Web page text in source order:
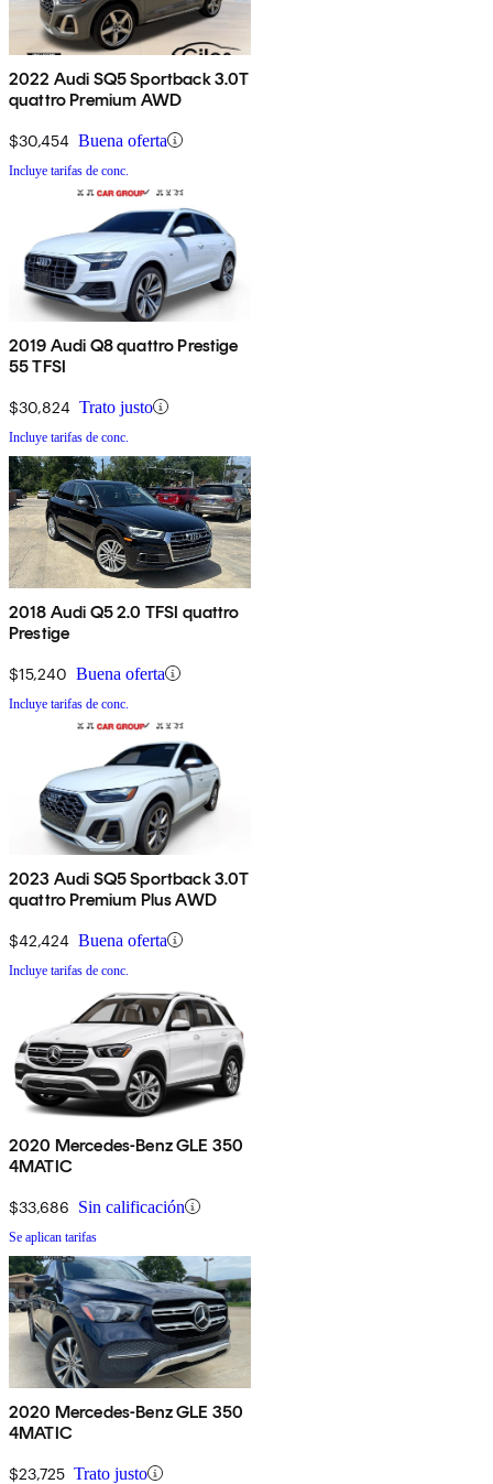
2022 Audi SQ5 Sportback 3.0T
quattro Premium AWD
$30,454 Buena oferta
Incluye tarifas de conc.
2019 Audi Q8 quattro Prestige
55 TFSI
$30,824 Trato justo
Incluye tarifas de conc.
2018 Audi Q5 2.0 TFSI quattro
Prestige
$15,240 Buena oferta
Incluye tarifas de conc.
2023 Audi SQ5 Sportback 3.0T
quattro Premium Plus AWD
$42,424 Buena oferta
Incluye tarifas de conc.
2020 Mercedes-Benz GLE 350
4MATIC
$33,686 Sin calificación
Se aplican tarifas
2020 Mercedes-Benz GLE 350
4MATIC
$23,725 Trato justo